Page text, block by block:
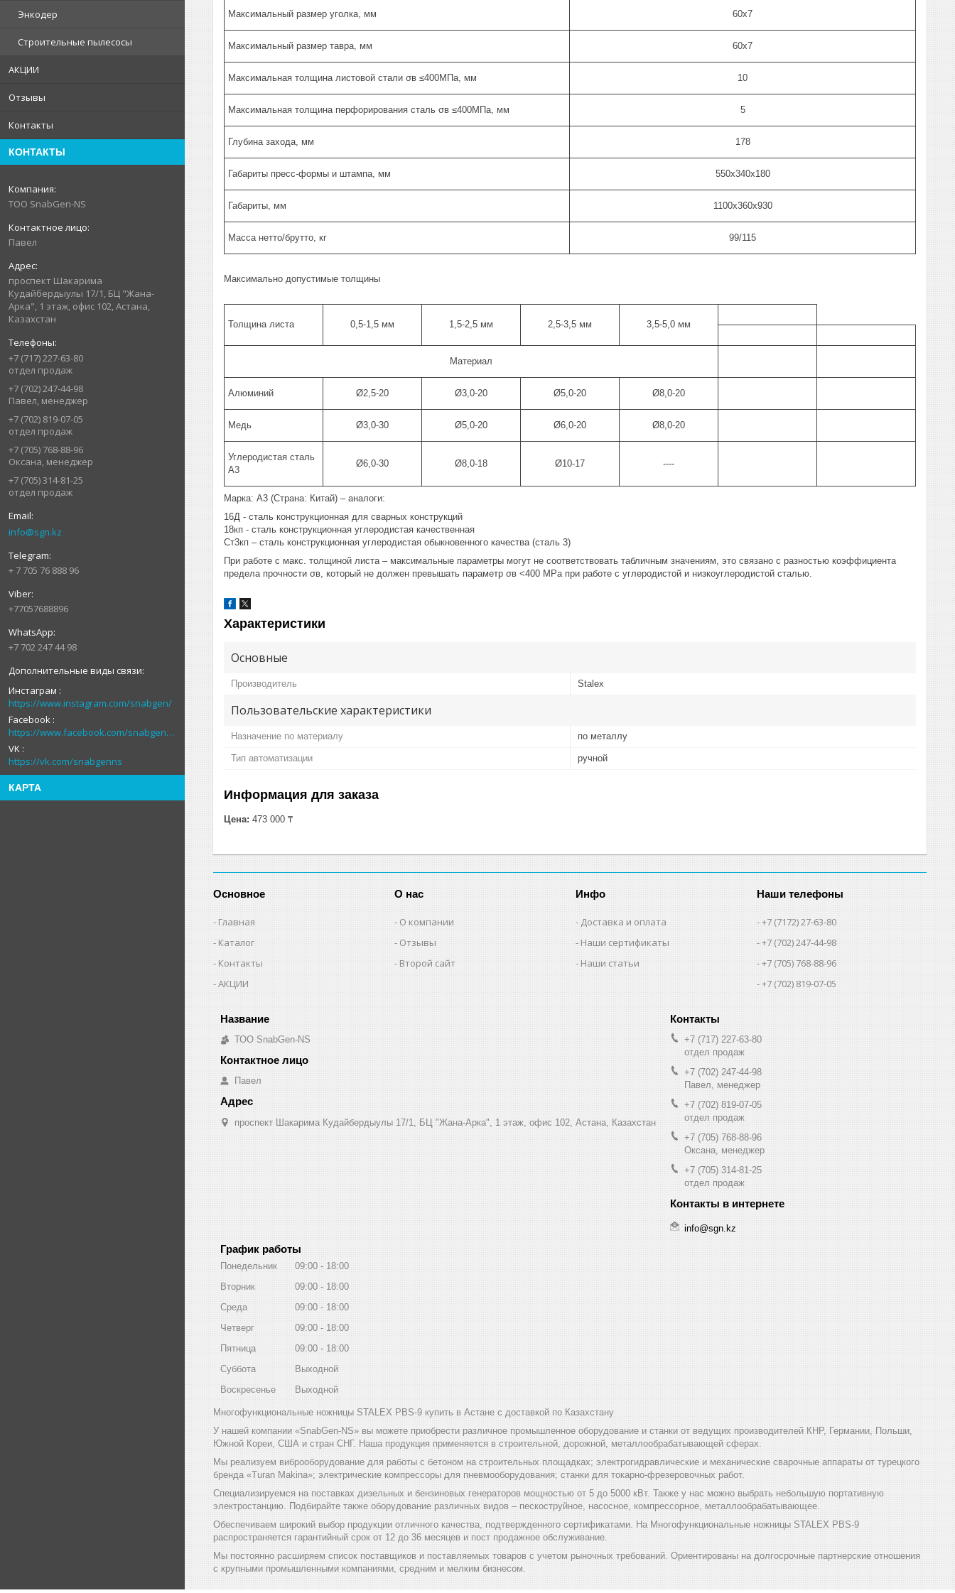
Энкодер
Строительные пылесосы
АКЦИИ
Отзывы
Контакты
КОНТАКТЫ
ТОО SnabGen-NS
Павел
проспект Шакарима
Кудайбердыулы 17/1, БЦ "Жана-
Арка", 1 этаж, офис 102, Астана,
Казахстан
+7 (717) 227-63-80
отдел продаж
+7 (702) 247-44-98
Павел, менеджер
+7 (702) 819-07-05
отдел продаж
+7 (705) 768-88-96
Оксана, менеджер
+7 (705) 314-81-25
отдел продаж
info@sgn.kz
+ 7 705 76 888 96
+77057688896
+7 702 247 44 98
Инстаграм
https://www.instagram.com/snabgen/
Facebook
https://www.facebook.com/snabgenNS
VK
https://vk.com/snabgenns
КАРТА
Максимальный размер уголка, мм 60х7
Максимальный размер тавра, мм 60х7
Максимальная толщина листовой стали σв ≤400МПа, мм 10
Максимальная толщина перфорирования сталь σв ≤400МПа, мм 5
Глубина захода, мм 178
Габариты пресс-формы и штампа, мм 550х340х180
Габариты, мм 1100х360х930
Масса нетто/брутто, кг 99/115
Максимально допустимые толщины
Толщина листа 0,5-1,5 мм 1,5-2,5 мм 2,5-3,5 мм 3,5-5,0 мм
Материал
Алюминий Ø2,5-20 Ø3,0-20 Ø5,0-20 Ø8,0-20
Медь Ø3,0-30 Ø5,0-20 Ø6,0-20 Ø8,0-20
Углеродистая сталь
A3
Ø6,0-30 Ø8,0-18 Ø10-17 ----
Марка: A3 (Страна: Китай) – аналоги:
16Д - сталь конструкционная для сварных конструкций
18кп - сталь конструкционная углеродистая качественная
Ст3кп – сталь конструкционная углеродистая обыкновенного качества (сталь 3)
При работе с макс. толщиной листа – максимальные параметры могут не соответствовать табличным значениям, это связано с разностью коэффициента
предела прочности σв, который не должен превышать параметр σв <400 MРa при работе с углеродистой и низкоуглеродистой сталью.
Характеристики
Основные
Производитель Stalex
Пользовательские характеристики
Назначение по материалу по металлу
Тип автоматизации ручной
Информация для заказа
Цена: 473 000 ₸
Основное
Главная
Каталог
Контакты
АКЦИИ
О нас
О компании
Отзывы
Второй сайт
Инфо
Доставка и оплата
Наши сертификаты
Наши статьи
Наши телефоны
+7 (7172) 27-63-80
+7 (702) 247-44-98
+7 (705) 768-88-96
+7 (702) 819-07-05
ТОО SnabGen-NS
Павел
проспект Шакарима Кудайбердыулы 17/1, БЦ "Жана-Арка", 1 этаж, офис 102, Астана, Казахстан
+7 (717) 227-63-80
отдел продаж
+7 (702) 247-44-98
Павел, менеджер
+7 (702) 819-07-05
отдел продаж
+7 (705) 768-88-96
Оксана, менеджер
+7 (705) 314-81-25
отдел продаж
info@sgn.kz
График работы
Понедельник 09:00
18:00
Вторник
09:00
18:00
Среда
09:00
18:00
Четверг
09:00
18:00
Пятница
09:00
18:00
Суббота
Выходной
Воскресенье
Выходной
Многофункциональные ножницы STALEX PBS-9 купить в Астане с доставкой по Казахстану
У нашей компании «SnabGen-NS» вы можете приобрести различное промышленное оборудование и станки от ведущих производителей КНР, Германии, Польши,
Южной Кореи, США и стран СНГ. Наша продукция применяется в строительной, дорожной, металлообрабатывающей сферах.
Мы реализуем виброоборудование для работы с бетоном на строительных площадках; электрогидравлические и механические сварочные аппараты от турецкого
бренда «Turan Makina»; электрические компрессоры для пневмооборудования; станки для токарно-фрезеровочных работ.
Специализируемся на поставках дизельных и бензиновых генераторов мощностью от 5 до 5000 кВт. Также у нас можно выбрать небольшую портативную
электростанцию. Подбирайте также оборудование различных видов – пескоструйное, насосное, компрессорное, металлообрабатывающее.
Обеспечиваем широкий выбор продукции отличного качества, подтвержденного сертификатами. На Многофункциональные ножницы STALEX PBS-9
распространяется гарантийный срок от 12 до 36 месяцев и пост продажное обслуживание.
Мы постоянно расширяем список поставщиков и поставляемых товаров с учетом рыночных требований. Ориентированы на долгосрочные партнерские отношения
с крупными промышленными компаниями, средним и мелким бизнесом.